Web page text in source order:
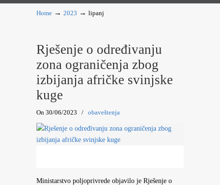
Home → 2023 → lipanj
Rješenje o određivanju
zona ograničenja zbog
izbijanja afričke svinjske
kuge
On 30/06/2023 / obaveštenja
Ministarstvo poljoprivrede objavilo je Rješenje o